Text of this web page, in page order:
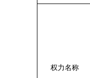
权力名称